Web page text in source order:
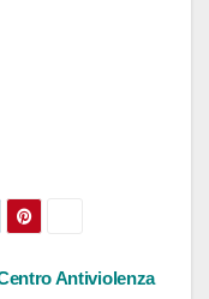
Antiviolenza